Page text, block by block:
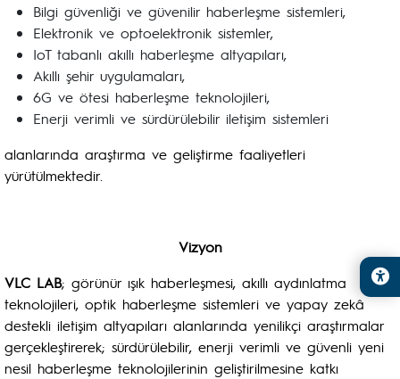
Bilgi güvenliği ve güvenilir haberleşme sistemleri,
Elektronik ve optoelektronik sistemler,
IoT tabanlı akıllı haberleşme altyapıları,
Akıllı şehir uygulamaları,
6G ve ötesi haberleşme teknolojileri,
Enerji verimli ve sürdürülebilir iletişim sistemleri
alanlarında araştırma ve geliştirme faaliyetleri
yürütülmektedir.
Vizyon
VLC LAB; görünür ışık haberleşmesi, akıllı aydınlatma
teknolojileri, optik haberleşme sistemleri ve yapay zekâ
destekli iletişim altyapıları alanlarında yenilikçi araştırmalar
gerçekleştirerek; sürdürülebilir, enerji verimli ve güvenli yeni
nesil haberleşme teknolojilerinin geliştirilmesine katkı